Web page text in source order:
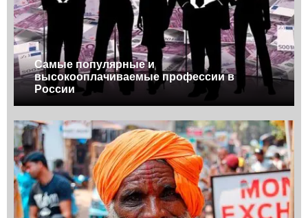
Самые популярные и
высокооплачиваемые профессии в
России